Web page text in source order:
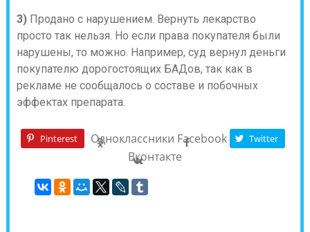
3)Продано с нарушением. Вернуть лекарство
просто так нельзя. Но если права покупателя были
нарушены, то можно. Например, суд вернул деньги
покупателю дорогостоящих БАДов, так как в
рекламе не сообщалось о составе и побочных
эффектах препарата.
Pinterest Одноклассники Facebook Twitter
Вконтакте